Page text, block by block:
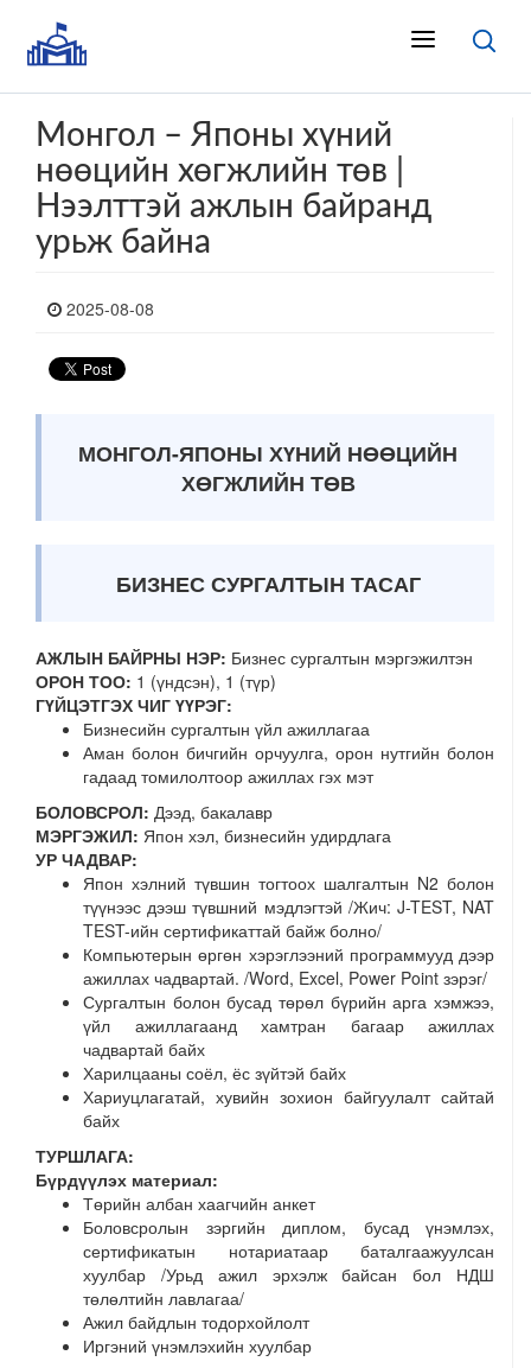
Монгол – Японы хүний
нөөцийн хөгжлийн төв |
Нээлттэй ажлын байранд
урьж байна
2025-08-08
МОНГОЛ-ЯПОНЫ ХҮНИЙ НӨӨЦИЙН
ХӨГЖЛИЙН ТӨВ
БИЗНЕС СУРГАЛТЫН ТАСАГ
АЖЛЫН БАЙРНЫ НЭР: Бизнес сургалтын мэргэжилтэн
ОРОН ТОО: 1 (үндсэн), 1 (түр)
ГҮЙЦЭТГЭХ ЧИГ ҮҮРЭГ:
Бизнесийн сургалтын үйл ажиллагаа
Аман болон бичгийн орчуулга, орон нутгийн болон
гадаад томилолтоор ажиллах гэх мэт
БОЛОВСРОЛ: Дээд, бакалавр
МЭРГЭЖИЛ: Япон хэл, бизнесийн удирдлага
УР ЧАДВАР:
Япон хэлний түвшин тогтоох шалгалтын N2 болон
түүнээс дээш түвшний мэдлэгтэй /Жич: J-TEST, NAT
TEST-ийн сертификаттай байж болно/
Компьютерын өргөн хэрэглээний программууд дээр
ажиллах чадвартай. /Word, Excel, Power Point зэрэг/
Сургалтын болон бусад төрөл бүрийн арга хэмжээ,
үйл ажиллагаанд хамтран багаар ажиллах
чадвартай байх
Харилцааны соёл, ёс зүйтэй байх
Хариуцлагатай, хувийн зохион байгуулалт сайтай
байх
ТУРШЛАГА:
Бүрдүүлэх материал:
Төрийн албан хаагчийн анкет
Боловсролын зэргийн диплом, бусад үнэмлэх,
сертификатын нотариатаар баталгаажуулсан
хуулбар /Урьд ажил эрхэлж байсан бол НДШ
төлөлтийн лавлагаа/
Ажил байдлын тодорхойлолт
Иргэний үнэмлэхийн хуулбар